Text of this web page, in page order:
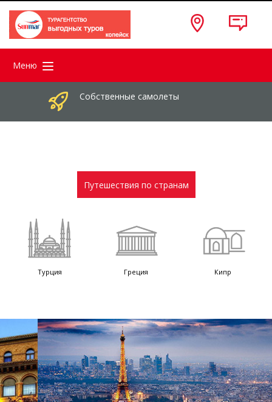
Меню
Собственные самолеты
Путешествия по странам
Турция Греция Кипр